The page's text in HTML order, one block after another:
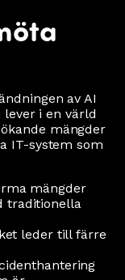
av AI
i en värld
mängder
IT-system som
mängder
traditionella
leder till färre